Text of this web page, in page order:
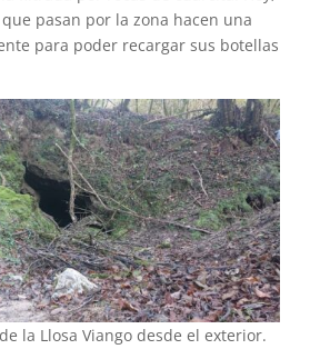
pasan por la zona hacen una
para poder recargar sus botellas
la Llosa Viango desde el exterior.